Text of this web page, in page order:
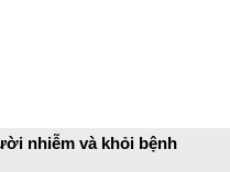
nhiễm và khỏi bệnh